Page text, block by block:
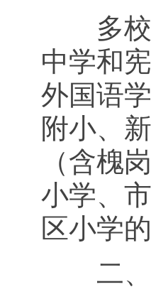
多校
中学和
外国语
附小、
（含槐
小学、
区小学
二、